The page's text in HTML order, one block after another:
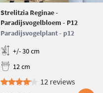
Strelitzia Reginae -
Paradijsvogelbloem - P12
Paradijsvogelplant - p12
+/- 30 cm
12 cm
12 reviews